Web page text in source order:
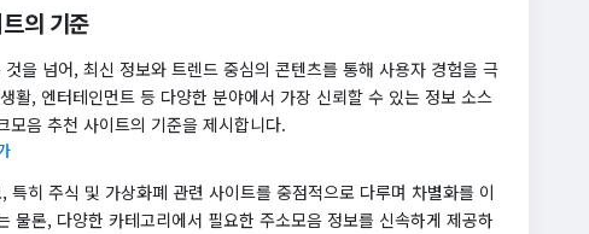
의 기준
을 넘어, 최신 정보와 트렌드 중심의 콘텐츠를 통해 사용자 경험을 극
활, 엔터테인먼트 등 다양한 분야에서 가장 신뢰할 수 있는 정보 소스
음 추천 사이트의 기준을 제시합니다.
히 주식 및 가상화폐 관련 사이트를 중점적으로 다루며 차별화를 이
물론, 다양한 카테고리에서 필요한 주소모음 정보를 신속하게 제공하